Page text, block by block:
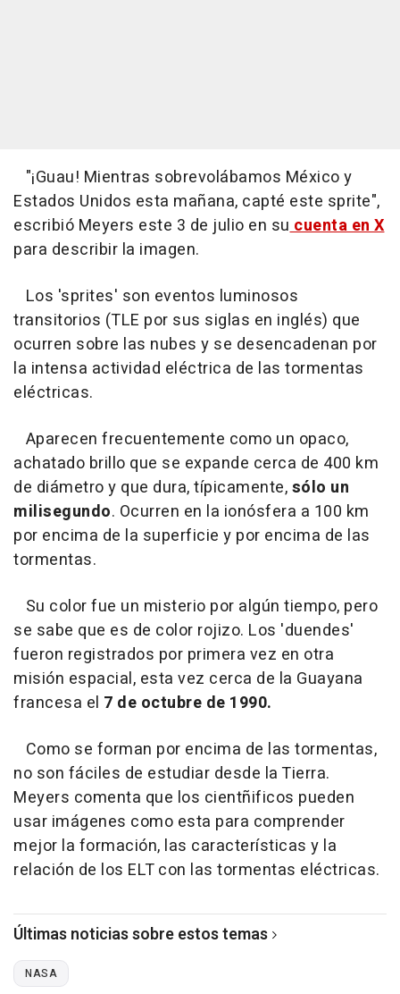
"¡Guau! Mientras sobrevolábamos México y
Estados Unidos esta mañana, capté este sprite",
escribió Meyers este 3 de julio en sucuenta en X
para describir la imagen.
Los 'sprites' son eventos luminosos
transitorios (TLE por sus siglas en inglés) que
ocurren sobre las nubes y se desencadenan por
la intensa actividad eléctrica de las tormentas
eléctricas.
Aparecen frecuentemente como un opaco,
achatado brillo que se expande cerca de 400 km
de diámetro y que dura, típicamente,sólo un
milisegundo. Ocurren en la ionósfera a 100 km
por encima de la superficie y por encima de las
tormentas.
Su color fue un misterio por algún tiempo, pero
se sabe que es de color rojizo. Los 'duendes'
fueron registrados por primera vez en otra
misión espacial, esta vez cerca de la Guayana
francesa el 7 de octubre de 1990.
Como se forman por encima de las tormentas,
no son fáciles de estudiar desde la Tierra.
Meyers comenta que los cientñificos pueden
usar imágenes como esta para comprender
mejor la formación, las características y la
relación de los ELT con las tormentas eléctricas.
Últimas noticias sobre estos temas
NASA